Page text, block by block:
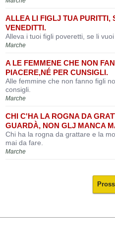
ALLEA LI FIGLJ TUA PURITTI,
VENEDITTI.
Alleva i tuoi figli poveretti, se li
Marche
A LE FEMMENE CHE NON
PIACERE,NÉ PER CUNSIGLI.
Alle femmine che non fanno figli
consigli.
Marche
CHI C'HA LA ROGNA DA
GUARDÀ, NON GLJ MANCA
Chi ha la rogna da grattare e la
mai da fare.
Marche